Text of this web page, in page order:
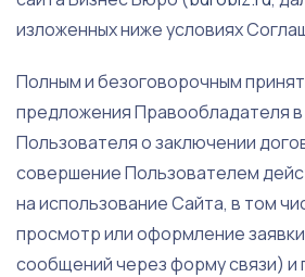
изложенных ниже условиях
Полным и безоговорочным
предложения Правообладателя
Пользователя о заключении
совершение Пользователем
на использование Сайта, в том
просмотр или оформление
сообщений через форму связи) и